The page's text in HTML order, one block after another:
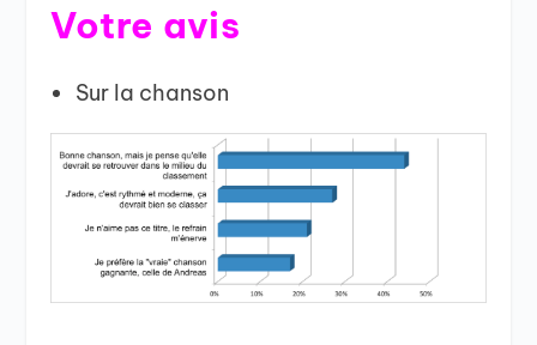
Votre avis
Sur la chanson